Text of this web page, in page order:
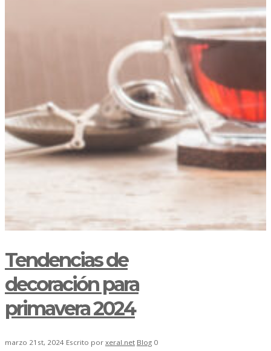
Tendencias de
decoración para
primavera 2024
marzo 21st, 2024 Escrito por xeral.net Blog 0